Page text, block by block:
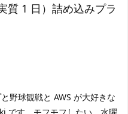
質 1 日）詰め込みプラ
野球観戦と AWS が大好きな